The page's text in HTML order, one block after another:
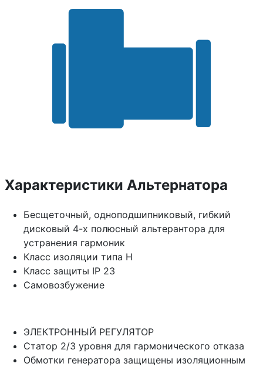
Характеристики Альтернатора
Бесщеточный, одноподшипниковый, гибкий
дисковый 4-х полюсный альтерантора для
устранения гармоник
Класс изоляции типа H
Класс защиты IP 23
Самовозбужение
ЭЛЕКТРОННЫЙ РЕГУЛЯТОР
Статор 2/3 уровня для гармонического отказа
Обмотки генератора защищены изоляционным